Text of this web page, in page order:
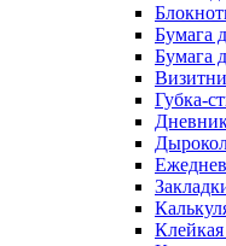
Бумага
Бумага
Губка-
Клейкая